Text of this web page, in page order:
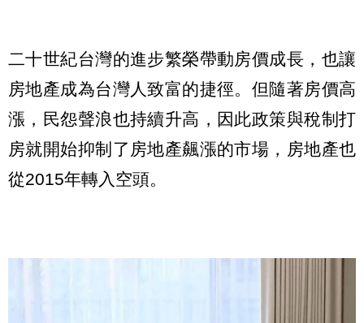
二十世紀台灣的進步繁榮帶動房價成長，也讓
房地產成為台灣人致富的捷徑。但隨著房價高
漲，民怨聲浪也持續升高，因此政策與稅制打
房就開始抑制了房地產飆漲的市場，房地產也
從2015年轉入空頭。